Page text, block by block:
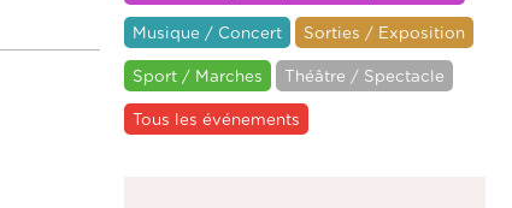
Musique / Concert Sorties / Exposition
Sport / Marches Théâtre / Spectacle
Tous les événements